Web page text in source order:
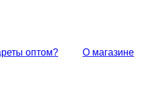
оптом?
О магазине